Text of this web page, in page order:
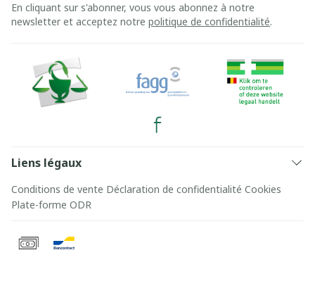
En cliquant sur s'abonner, vous vous abonnez à notre
newsletter et acceptez notre politique de confidentialité.
Liens légaux
Conditions de vente Déclaration de confidentialité Cookies
Plate-forme ODR